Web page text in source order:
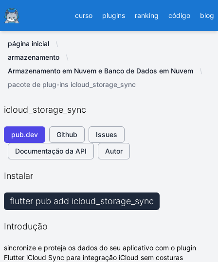
Ducafecat curso plugins ranking código blog
página inicial
armazenamento
Armazenamento em Nuvem e Banco de Dados em Nuvem
pacote de plug-ins icloud_storage_sync
icloud_storage_sync
pub.dev Github
Issues
Documentação da API
Autor
Instalar
flutter pub add icloud_storage_sync
Introdução
sincronize e proteja os dados do seu aplicativo com o plugin
Flutter iCloud Sync para integração iCloud sem costuras